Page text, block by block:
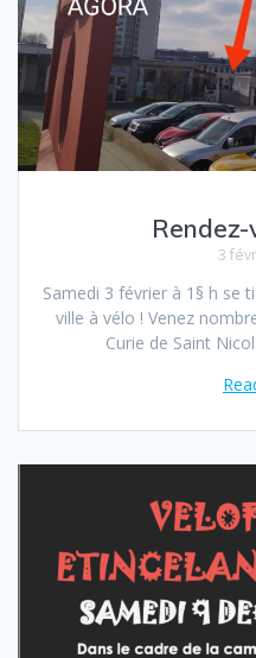
Rendez-
3
Samedi 3 février à 1§ h se
ville à vélo ! Venez
Curie de Saint